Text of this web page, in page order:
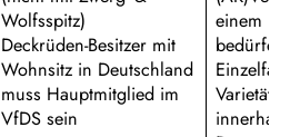
Wolfsspitz)
Deckrüden-Besitzer mit
Wohnsitz in Deutschland
muss Hauptmitglied im
VfDS sein
einem IK
bedürfen
innerhalb